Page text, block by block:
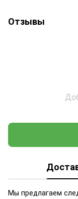
Отзывы
Мы предлагаем